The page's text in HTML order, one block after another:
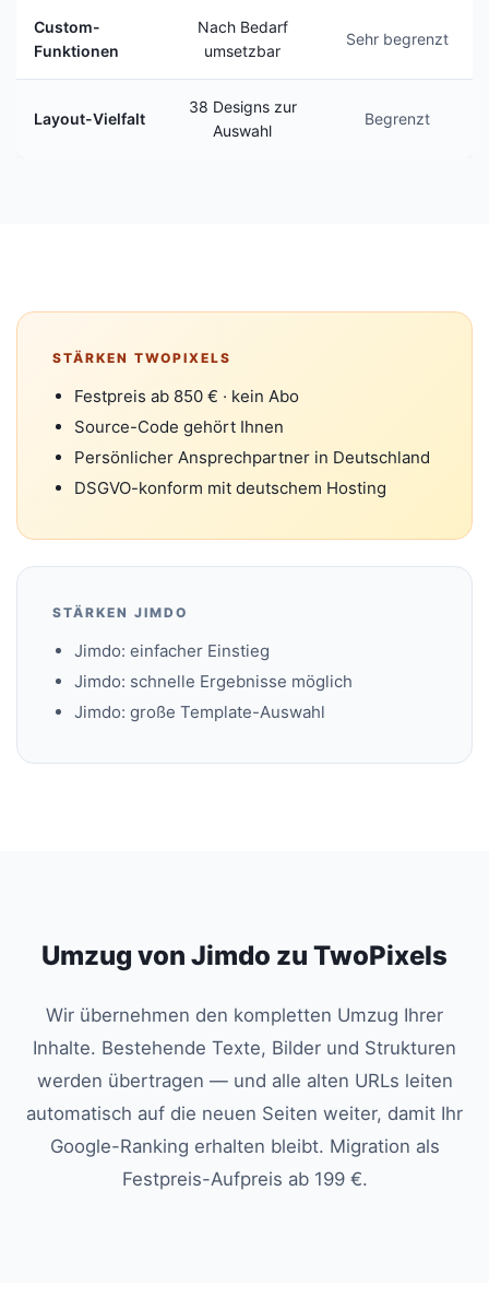
Custom-
Funktionen
Nach Bedarf
umsetzbar
Sehr begrenzt
Layout-Vielfalt
38 Designs zur
Auswahl
Begrenzt
STÄRKEN TWOPIXELS
Festpreis ab 850 € · kein Abo
Source-Code gehört Ihnen
Persönlicher Ansprechpartner in Deutschland
DSGVO-konform mit deutschem Hosting
STÄRKEN JIMDO
Jimdo: einfacher Einstieg
Jimdo: schnelle Ergebnisse möglich
Jimdo: große Template-Auswahl
Umzug von Jimdo zu TwoPixels
Wir übernehmen den kompletten Umzug Ihrer
Inhalte. Bestehende Texte, Bilder und Strukturen
werden übertragen — und alle alten URLs leiten
automatisch auf die neuen Seiten weiter, damit Ihr
Google-Ranking erhalten bleibt. Migration als
Festpreis-Aufpreis ab 199 €.